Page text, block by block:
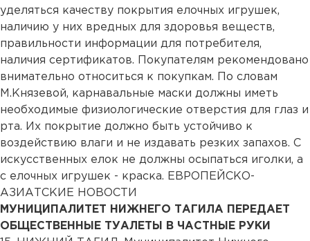
уделяться качеству покрытия елочных игрушек,
наличию у них вредных для здоровья веществ,
правильности информации для потребителя,
наличия сертификатов. Покупателям рекомендовано
внимательно относиться к покупкам. По словам
М.Князевой, карнавальные маски должны иметь
необходимые физиологические отверстия для глаз и
рта. Их покрытие должно быть устойчиво к
воздействию влаги и не издавать резких запахов. С
искусственных елок не должны осыпаться иголки, а
с елочных игрушек - краска. ЕВРОПЕЙСКО-
АЗИАТСКИЕ НОВОСТИ
МУНИЦИПАЛИТЕТ НИЖНЕГО ТАГИЛА ПЕРЕДАЕТ
ОБЩЕСТВЕННЫЕ ТУАЛЕТЫ В ЧАСТНЫЕ РУКИ